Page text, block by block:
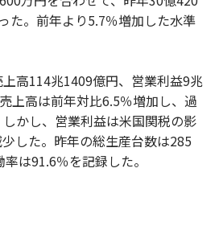
た。前年より5.7％増加した水準
高114兆1409億円、営業利益9兆
上高は前年対比6.5％増加し、過
かし、営業利益は米国関税の影
した。昨年の総生産台数は285
は91.6％を記録した。